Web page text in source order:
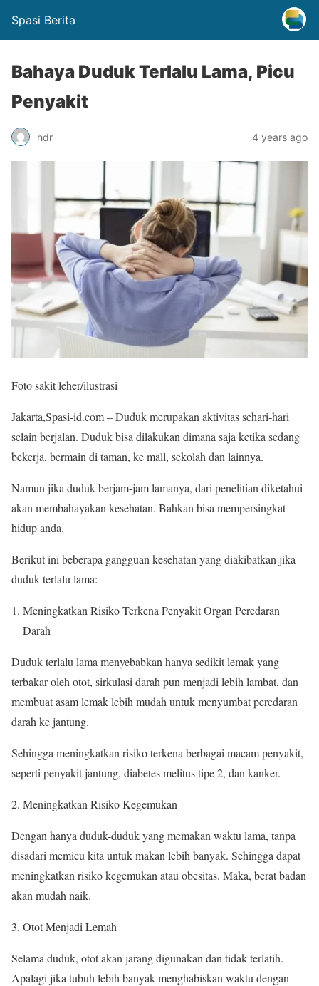
Spasi Berita
Bahaya Duduk Terlalu Lama, Picu
Penyakit
hdr 4 years ago
Foto sakit leher/ilustrasi
Jakarta,Spasi-id.com – Duduk merupakan aktivitas sehari-hari
selain berjalan. Duduk bisa dilakukan dimana saja ketika sedang
bekerja, bermain di taman, ke mall, sekolah dan lainnya.
Namun jika duduk berjam-jam lamanya, dari penelitian diketahui
akan membahayakan kesehatan. Bahkan bisa mempersingkat
hidup anda.
Berikut ini beberapa gangguan kesehatan yang diakibatkan jika
duduk terlalu lama:
Meningkatkan Risiko Terkena Penyakit Organ Peredaran
Darah
Duduk terlalu lama menyebabkan hanya sedikit lemak yang
terbakar oleh otot, sirkulasi darah pun menjadi lebih lambat, dan
membuat asam lemak lebih mudah untuk menyumbat peredaran
darah ke jantung.
Sehingga meningkatkan risiko terkena berbagai macam penyakit,
seperti penyakit jantung, diabetes melitus tipe 2, dan kanker.
Meningkatkan Risiko Kegemukan
Dengan hanya duduk-duduk yang memakan waktu lama, tanpa
disadari memicu kita untuk makan lebih banyak. Sehingga dapat
meningkatkan risiko kegemukan atau obesitas. Maka, berat badan
akan mudah naik.
Otot Menjadi Lemah
Selama duduk, otot akan jarang digunakan dan tidak terlatih.
Apalagi jika tubuh lebih banyak menghabiskan waktu dengan